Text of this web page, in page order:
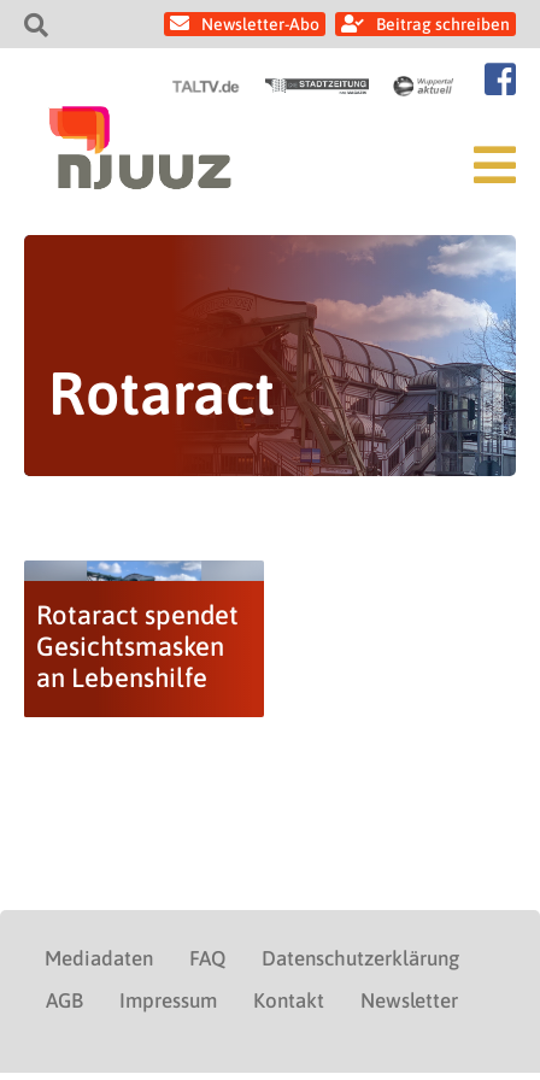
Newsletter-Abo Beitrag schreiben
Rotaract
Rotaract spendet
Gesichtsmasken
an Lebenshilfe
Mediadaten FAQ
Datenschutzerklärung
AGB
Impressum Kontakt Newsletter